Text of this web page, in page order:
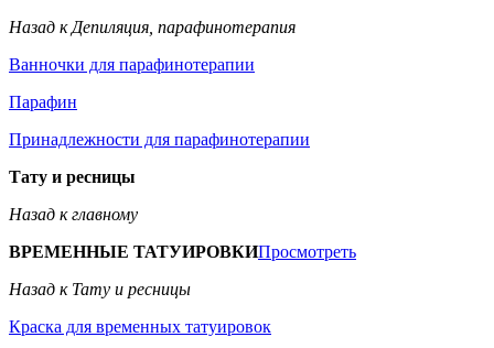
Назад к Депиляция, парафинотерапия
Ванночки для парафинотерапии
Парафин
Принадлежности для парафинотерапии
Тату и ресницы
Назад к главному
ВРЕМЕННЫЕ ТАТУИРОВКИПросмотреть
Назад к Тату и ресницы
Краска для временных татуировок